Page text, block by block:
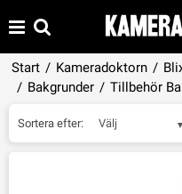
Start / Kameradoktorn /
/ Bakgrunder / Tillbehör
Sortera efter: Välj